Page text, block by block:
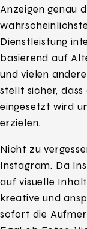
Anzeigen genau
Dienstleistung
basierend auf
und vielen
stellt sicher,
eingesetzt wird
erzielen.
Nicht zu
Instagram. Da
auf visuelle
kreative und
sofort die